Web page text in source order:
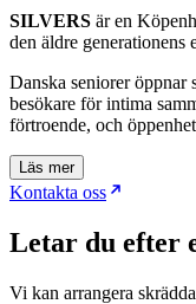
SILVERS är en
den äldre generationens
Danska seniorer
besökare för intima
förtroende, och
Läs mer
Kontakta oss
Letar du efter
Vi kan arrangera